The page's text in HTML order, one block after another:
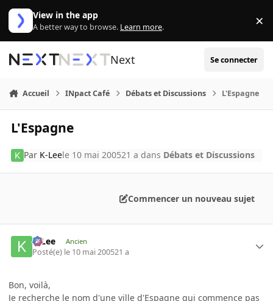
Aller au contenu
View in the app
A better way to browse. Learn more. ×
Next Se connecter
Accueil INpact Café Débats et Discussions L'Espagne
L'Espagne
Par K-Leele 10 mai 200521 a dans Débats et Discussions
Commencer un nouveau sujet
K-Lee Ancien
Posté(e) le 10 mai 200521 a
Bon, voilà,
Je recherche le nom d'une ville d'Espagne qui commence pas